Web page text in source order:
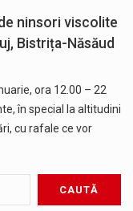
ninsori viscolite
Bistrița-Năsăud
ora 12.00 – 22
în special la altitudini
cu rafale ce vor